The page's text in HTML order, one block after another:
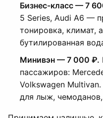
Бизнес-класс — 7
5 Series, Audi A6 —
тонировка, климат,
бутилированная
Минивэн — 7 000 ₽.
пассажиров:
Volkswagen
для лыж,